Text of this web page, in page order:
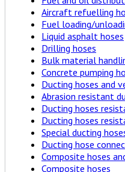
Aircraft refuelling
Fuel loading/
Liquid asphalt hoses
Drilling hoses
Bulk material
Concrete pumping
Ducting hoses and
Abrasion resistant
Ducting hoses
Ducting hoses
Special ducting
Ducting hose
Composite hoses
Composite hoses